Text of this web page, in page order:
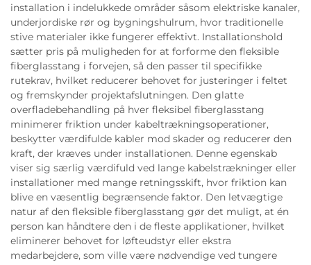
installation i indelukkede områder såsom elektriske kanaler,
underjordiske rør og bygningshulrum, hvor traditionelle
stive materialer ikke fungerer effektivt. Installationshold
sætter pris på muligheden for at forforme den fleksible
fiberglasstang i forvejen, så den passer til specifikke
rutekrav, hvilket reducerer behovet for justeringer i feltet
og fremskynder projektafslutningen. Den glatte
overfladebehandling på hver fleksibel fiberglasstang
minimerer friktion under kabeltrækningsoperationer,
beskytter værdifulde kabler mod skader og reducerer den
kraft, der kræves under installationen. Denne egenskab
viser sig særlig værdifuld ved lange kabelstrækninger eller
installationer med mange retningsskift, hvor friktion kan
blive en væsentlig begrænsende faktor. Den letvægtige
natur af den fleksible fiberglasstang gør det muligt, at én
person kan håndtere den i de fleste applikationer, hvilket
eliminerer behovet for løfteudstyr eller ekstra
medarbejdere, som ville være nødvendige ved tungere